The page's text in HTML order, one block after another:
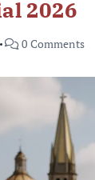
2026
0 Comments